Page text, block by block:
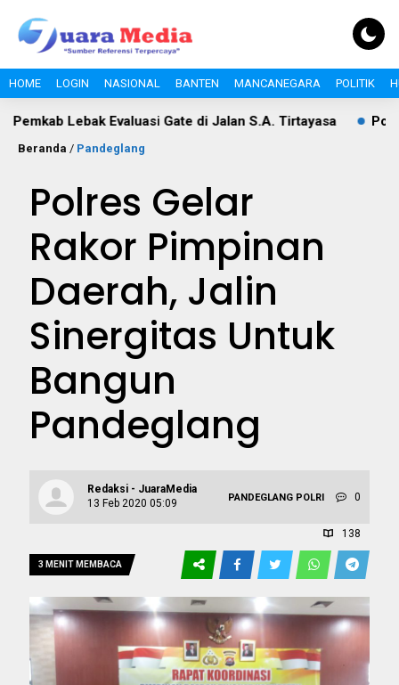
HOME LOGIN NASIONAL BANTEN MANCANEGARA POLITIK
Evaluasi Gate di Jalan S.A. Tirtayasa Polemik Pajak
Beranda / Pandeglang
Polres Gelar
Rakor Pimpinan
Daerah, Jalin
Sinergitas Untuk
Bangun
Pandeglang
Redaksi - JuaraMedia
13 Feb 2020 05:09
PANDEGLANG POLRI 0
138
3 MENIT MEMBACA